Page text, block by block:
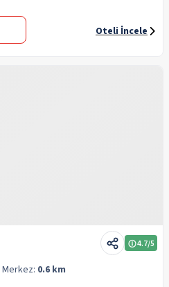
Oteli İncele
4.7/5
Merkez: 0.6 km